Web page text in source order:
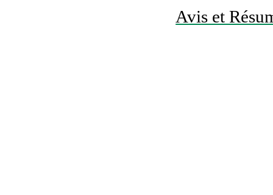
Avis et